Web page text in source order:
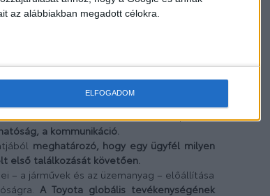
az alábbiakban megadott célokra.
ELFOGADOM
javítani életminőségükön.
benyomásokat értjük (legyen szó
szintű komfortra fókuszáló
tulajdonosként, üzemben tartóként
és szervezetekkel fenntartott kapcsolat
a kommunikáció.
meghatározó, hogy egy ügyfél milyen
első találkozását követően.
– a járművek és az üzemanyag – előállítása
A Toyota globális tevékenységének